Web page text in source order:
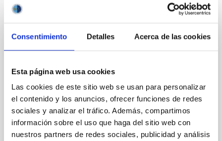
Consentimiento Detalles Acerca de las cookies
Esta página web usa cookies
Las cookies de este sitio web se usan para personalizar
el contenido y los anuncios, ofrecer funciones de redes
sociales y analizar el tráfico. Además, compartimos
información sobre el uso que haga del sitio web con
nuestros partners de redes sociales, publicidad y análisis
Te puede interesar
CONGRESO
Substellar Astrophysics 2026
Nos complace anunciar la conferencia internacional
SUBSTELLAR ASTROPHYSICS 2026, que se
celebrará del 10 al 14 de agosto cerca de la histórica
ciudad de Tordesillas, en Castilla, España. Esta
Hotel El Montico (Urb. el Montico, 148, 47100